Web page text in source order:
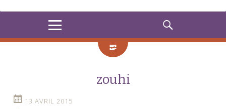
RECHERCHE
zouhi
13 AVRIL 2015